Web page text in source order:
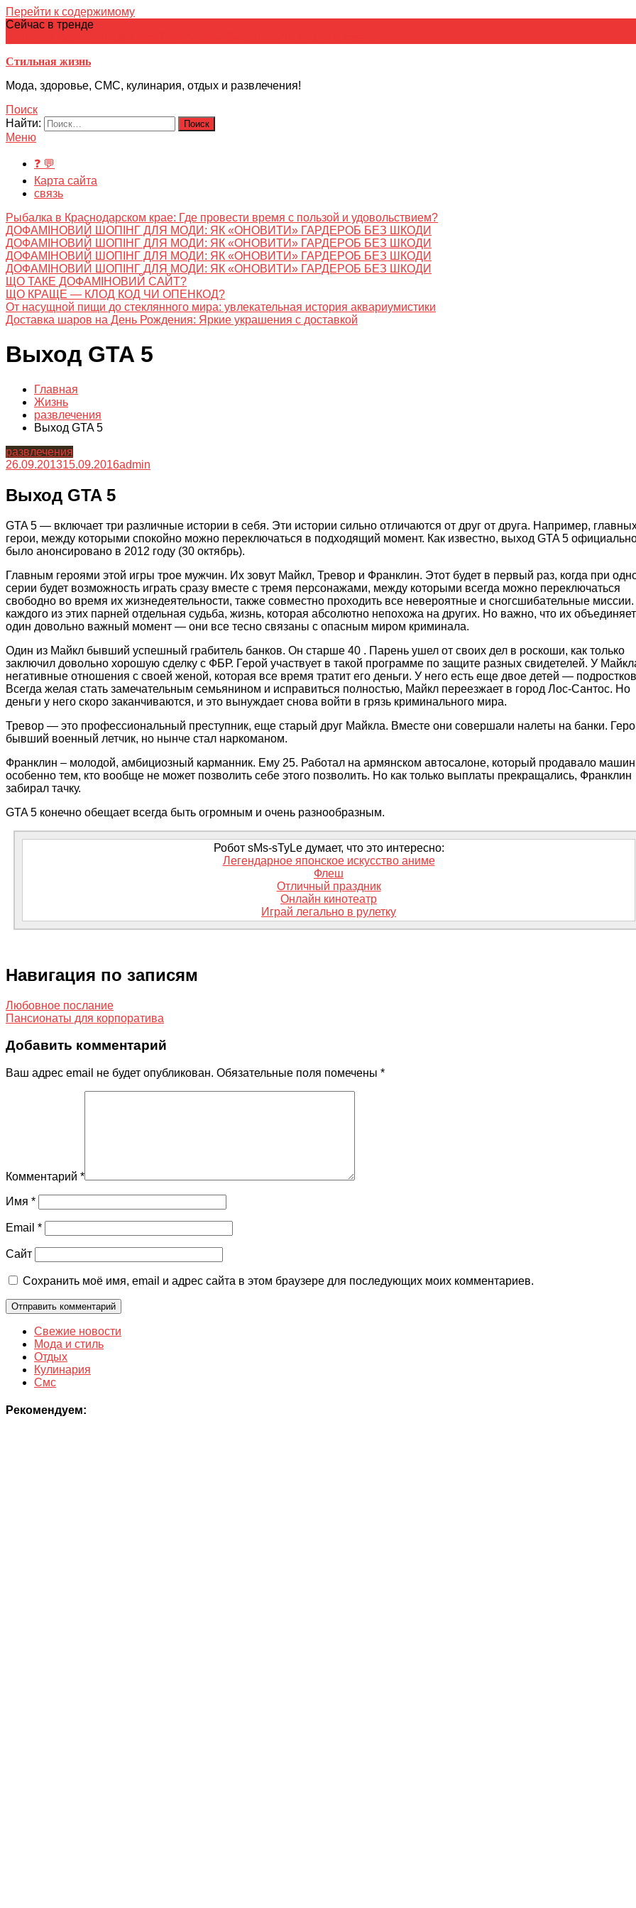
Перейти к содержимому
Сейчас в тренде
Стильная жизнь
Мода, здоровье, СМС, кулинария, отдых и развлечения!
Поиск
Найти:
Меню
❓ 💬
Карта сайта
связь
Рыбалка в Краснодарском крае: Где провести время с пользой и удовольствием?
ДОФАМІНОВИЙ ШОПІНГ ДЛЯ МОДИ: ЯК «ОНОВИТИ» ГАРДЕРОБ БЕЗ ШКОДИ
ДОФАМІНОВИЙ ШОПІНГ ДЛЯ МОДИ: ЯК «ОНОВИТИ» ГАРДЕРОБ БЕЗ ШКОДИ
ДОФАМІНОВИЙ ШОПІНГ ДЛЯ МОДИ: ЯК «ОНОВИТИ» ГАРДЕРОБ БЕЗ ШКОДИ
ДОФАМІНОВИЙ ШОПІНГ ДЛЯ МОДИ: ЯК «ОНОВИТИ» ГАРДЕРОБ БЕЗ ШКОДИ
ЩО ТАКЕ ДОФАМІНОВИЙ САЙТ?
ЩО КРАЩЕ — КЛОД КОД ЧИ ОПЕНКОД?
От насущной пищи до стеклянного мира: увлекательная история аквариумистики
Доставка шаров на День Рождения: Яркие украшения с доставкой
Выход GTA 5
Главная
Жизнь
развлечения
Выход GTA 5
развлечения
26.09.201315.09.2016admin
Выход GTA 5
GTA 5 — включает три различные истории в себя. Эти истории сильно отличаются от друг от друга. Например,
герои, между которыми спокойно можно переключаться в подходящий момент. Как известно, выход GTA 5
было анонсировано в 2012 году (30 октябрь).
Главным героями этой игры трое мужчин. Их зовут Майкл, Тревор и Франклин. Этот будет в первый раз, когда при
серии будет возможность играть сразу вместе с тремя персонажами, между которыми всегда можно переключаться
свободно во время их жизнедеятельности, также совместно проходить все невероятные и сногсшибательные
каждого из этих парней отдельная судьба, жизнь, которая абсолютно непохожа на других. Но важно, что их объединяет
один довольно важный момент — они все тесно связаны с опасным миром криминала.
Один из Майкл бывший успешный грабитель банков. Он старше 40 . Парень ушел от своих дел в роскоши, как только
заключил довольно хорошую сделку с ФБР. Герой участвует в такой программе по защите разных свидетелей. У
негативные отношения с своей женой, которая все время тратит его деньги. У него есть еще двое детей —
Всегда желая стать замечательным семьянином и исправиться полностью, Майкл переезжает в город Лос-Сантос. Но
деньги у него скоро заканчиваются, и это вынуждает снова войти в грязь криминального мира.
Тревор — это профессиональный преступник, еще старый друг Майкла. Вместе они совершали налеты на банки.
бывший военный летчик, но нынче стал наркоманом.
Франклин – молодой, амбициозный карманник. Ему 25. Работал на армянском автосалоне, который продавало
особенно тем, кто вообще не может позволить себе этого позволить. Но как только выплаты прекращались, Франклин
забирал тачку.
GTA 5 конечно обещает всегда быть огромным и очень разнообразным.
Робот sMs-sTyLe думает, что это интересно:
Легендарное японское искусство аниме
Флеш
Отличный праздник
Онлайн кинотеатр
Играй легально в рулетку
Навигация по записям
Любовное послание
Пансионаты для корпоратива
Добавить комментарий
Ваш адрес email не будет опубликован. Обязательные поля помечены *
Комментарий *
Имя *
Email *
Сайт
Сохранить моё имя, email и адрес сайта в этом браузере для последующих моих комментариев.
Свежие новости
Мода и стиль
Отдых
Кулинария
Смс
Рекомендуем: